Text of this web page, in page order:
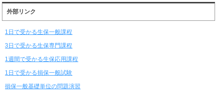
外部リンク
1日で受かる生保一般課程
3日で受かる生保専門課程
1週間で受かる生保応用課程
1日で受かる損保一般試験
損保一般基礎単位の問題演習